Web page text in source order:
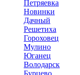
Петряевка
Новинки
Дачный
Решетиха
Гороховец
Мулино
Юганец
Володарск
Бурцево